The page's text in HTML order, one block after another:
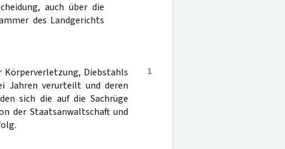
auch über die
des Landgerichts
1
Diebstahls
Jahren verurteilt und deren
sich die auf die Sachrüge
der Staatsanwaltschaft und